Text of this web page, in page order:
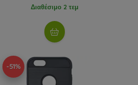
Διαθέσιμο 2 τεμ
-51%